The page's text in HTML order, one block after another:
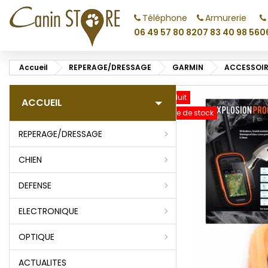
Téléphone
06 49 57 80 82
Armurerie
07 83 40 98 56
Accueil REPERAGE/DRESSAGE GARMIN
ACCUEIL
REPERAGE/DRESSAGE
CHIEN
DEFENSE
ELECTRONIQUE
OPTIQUE
ACTUALITES
Prix réduit
Rupture de stock
add_circle_outline